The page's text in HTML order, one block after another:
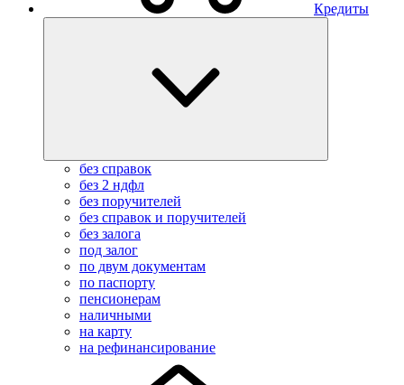
Кредиты
без справок
без 2 ндфл
без поручителей
без справок и поручителей
без залога
под залог
по двум документам
по паспорту
пенсионерам
наличными
на карту
на рефинансирование